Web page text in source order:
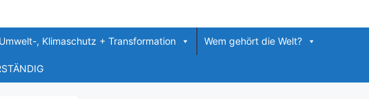
Umwelt-, Klimaschutz + Transformation Wem gehört die Welt?